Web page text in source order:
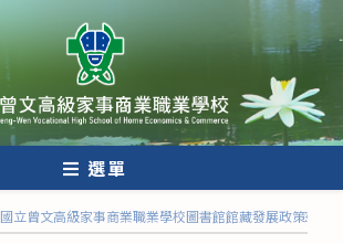
選單
國立曾文高級家事商業職業學校圖書館館藏發展政策￼